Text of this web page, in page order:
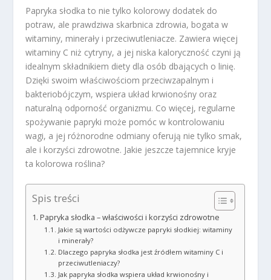
Papryka słodka to nie tylko kolorowy dodatek do
potraw, ale prawdziwa skarbnica zdrowia, bogata w
witaminy, minerały i przeciwutleniacze. Zawiera więcej
witaminy C niż cytryny, a jej niska kaloryczność czyni ją
idealnym składnikiem diety dla osób dbających o linię.
Dzięki swoim właściwościom przeciwzapalnym i
bakteriobójczym, wspiera układ krwionośny oraz
naturalną odporność organizmu. Co więcej, regularne
spożywanie papryki może pomóc w kontrolowaniu
wagi, a jej różnorodne odmiany oferują nie tylko smak,
ale i korzyści zdrowotne. Jakie jeszcze tajemnice kryje
ta kolorowa roślina?
Spis treści
Papryka słodka – właściwości i korzyści zdrowotne
Jakie są wartości odżywcze papryki słodkiej: witaminy
i minerały?
Dlaczego papryka słodka jest źródłem witaminy C i
przeciwutleniaczy?
Jak papryka słodka wspiera układ krwionośny i